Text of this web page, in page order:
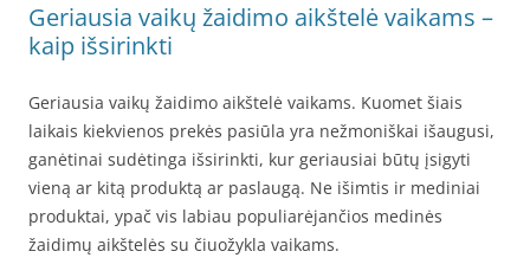
Geriausia vaikų žaidimo aikštelė vaikams –
kaip išsirinkti
Geriausia vaikų žaidimo aikštelė vaikams. Kuomet šiais
laikais kiekvienos prekės pasiūla yra nežmoniškai išaugusi,
ganėtinai sudėtinga išsirinkti, kur geriausiai būtų įsigyti
vieną ar kitą produktą ar paslaugą. Ne išimtis ir mediniai
produktai, ypač vis labiau populiarėjančios medinės
žaidimų aikštelės su čiuožykla vaikams.